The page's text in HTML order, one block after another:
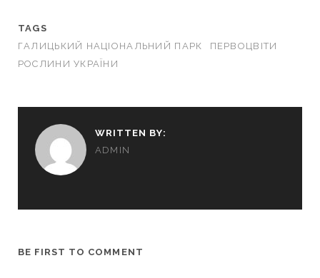
TAGS
ГАЛИЦЬКИЙ НАЦІОНАЛЬНИЙ ПАРК
ПЕРВОЦВІТИ
РОСЛИНИ УКРАЇНИ
WRITTEN BY:
ADMIN
BE FIRST TO COMMENT